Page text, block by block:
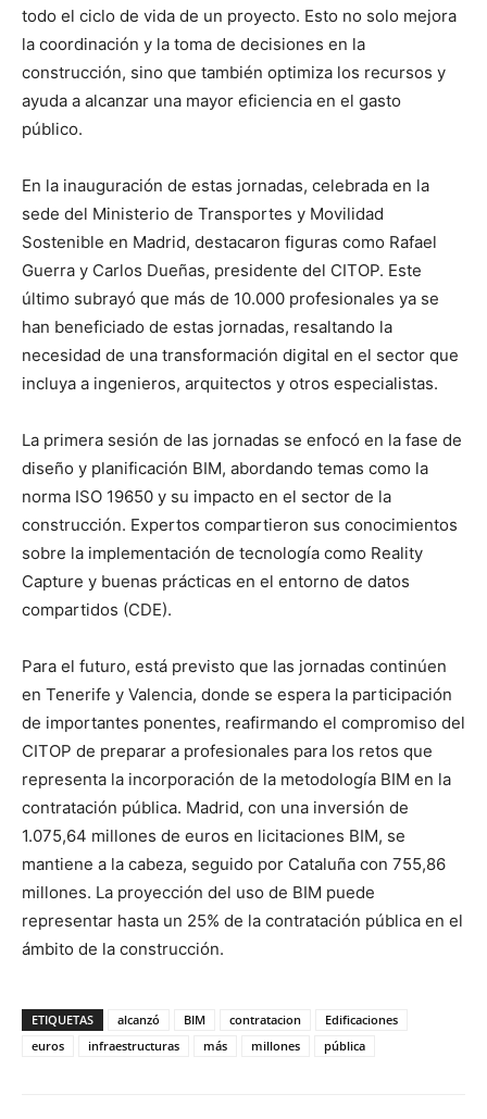
todo el ciclo de vida de un proyecto. Esto no solo mejora
la coordinación y la toma de decisiones en la
construcción, sino que también optimiza los recursos y
ayuda a alcanzar una mayor eficiencia en el gasto
público.
En la inauguración de estas jornadas, celebrada en la
sede del Ministerio de Transportes y Movilidad
Sostenible en Madrid, destacaron figuras como Rafael
Guerra y Carlos Dueñas, presidente del CITOP. Este
último subrayó que más de 10.000 profesionales ya se
han beneficiado de estas jornadas, resaltando la
necesidad de una transformación digital en el sector que
incluya a ingenieros, arquitectos y otros especialistas.
La primera sesión de las jornadas se enfocó en la fase de
diseño y planificación BIM, abordando temas como la
norma ISO 19650 y su impacto en el sector de la
construcción. Expertos compartieron sus conocimientos
sobre la implementación de tecnología como Reality
Capture y buenas prácticas en el entorno de datos
compartidos (CDE).
Para el futuro, está previsto que las jornadas continúen
en Tenerife y Valencia, donde se espera la participación
de importantes ponentes, reafirmando el compromiso del
CITOP de preparar a profesionales para los retos que
representa la incorporación de la metodología BIM en la
contratación pública. Madrid, con una inversión de
1.075,64 millones de euros en licitaciones BIM, se
mantiene a la cabeza, seguido por Cataluña con 755,86
millones. La proyección del uso de BIM puede
representar hasta un 25% de la contratación pública en el
ámbito de la construcción.
ETIQUETAS alcanzó BIM contratacion
Edificaciones
euros
infraestructuras más millones pública